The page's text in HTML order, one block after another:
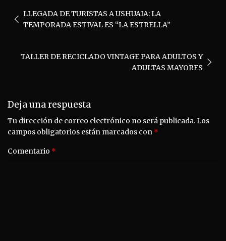
de LLEGADA DE TURISTAS A USHUAIA: LA
TEMPORADA ESTIVAL ES “LA ESTRELLA”
TALLER DE RECICLADO VINTAGE PARA ADULTOS Y
ADULTAS MAYORES
Deja una respuesta
Tu dirección de correo electrónico no será publicada.Los
campos obligatorios están marcados con *
Comentario *